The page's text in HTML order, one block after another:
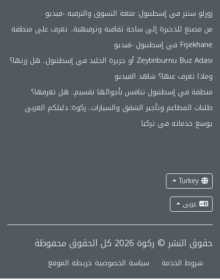
زورلو سنتر في إسطنبول: متعة التسوق والترفيه -فيديو
من مصنع للذخيرة إلى ساحة ثقافية وترفيهية.. تعرف على منطقة
Fişekhane في إسطنبول -فيديو
Zeytinburnu Buz Adası أو جزيرة الجليد في إسطنبول.. هل زرتها؟
وماذا تعرف عنها؟ شاهد الفيديو
منطقة في إسطنبول تنافس بأجوائها تقسيم.. هل تعرفها؟
طلبات المطاعم وتأجير الشقق والسيارات.. ركوة: دليلكم العربي
يوسع خدماته في تركيا
Turkey
عربى
حقوق النشر © ركوة 2026 كل الحقوق محفوظة
شروط الخدمة سياسة الخصوصية خريطة الموقع